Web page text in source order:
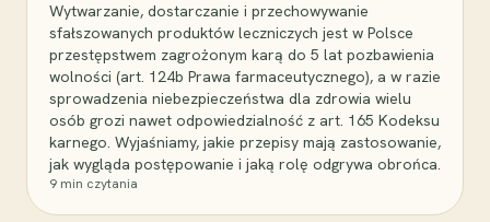
Wytwarzanie, dostarczanie i przechowywanie
sfałszowanych produktów leczniczych jest w Polsce
przestępstwem zagrożonym karą do 5 lat pozbawienia
wolności (art. 124b Prawa farmaceutycznego), a w razie
sprowadzenia niebezpieczeństwa dla zdrowia wielu
osób grozi nawet odpowiedzialność z art. 165 Kodeksu
karnego. Wyjaśniamy, jakie przepisy mają zastosowanie,
jak wygląda postępowanie i jaką rolę odgrywa obrońca.
9 min czytania